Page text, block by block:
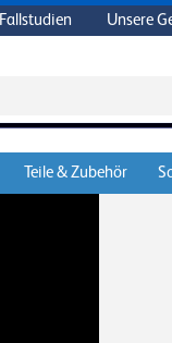
Fallstudien Unsere
Teile & Zubehör